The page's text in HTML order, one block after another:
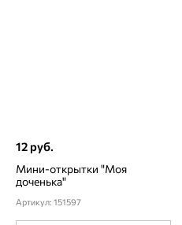
12 руб.
Мини-открытки "Моя
доченька"
Артикул: 151597